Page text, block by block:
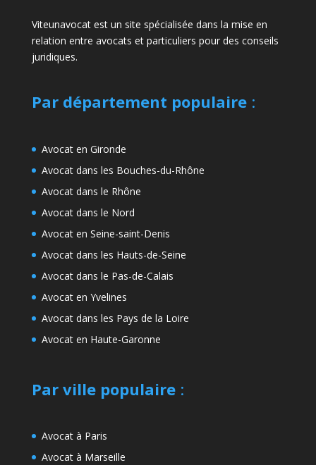
Viteunavocat est un site spécialisée dans la mise en
relation entre avocats et particuliers pour des conseils
juridiques.
Par département populaire:
Avocat en Gironde
Avocat dans les Bouches-du-Rhône
Avocat dans le Rhône
Avocat dans le Nord
Avocat en Seine-saint-Denis
Avocat dans les Hauts-de-Seine
Avocat dans le Pas-de-Calais
Avocat en Yvelines
Avocat dans les Pays de la Loire
Avocat en Haute-Garonne
Par ville populaire:
Avocat à Paris
Avocat à Marseille